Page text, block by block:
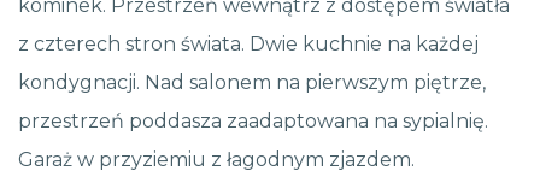
kominek. Przestrzeń wewnątrz z dostępem światła
z czterech stron świata. Dwie kuchnie na każdej
kondygnacji. Nad salonem na pierwszym piętrze,
przestrzeń poddasza zaadaptowana na sypialnię.
Garaż w przyziemiu z łagodnym zjazdem.